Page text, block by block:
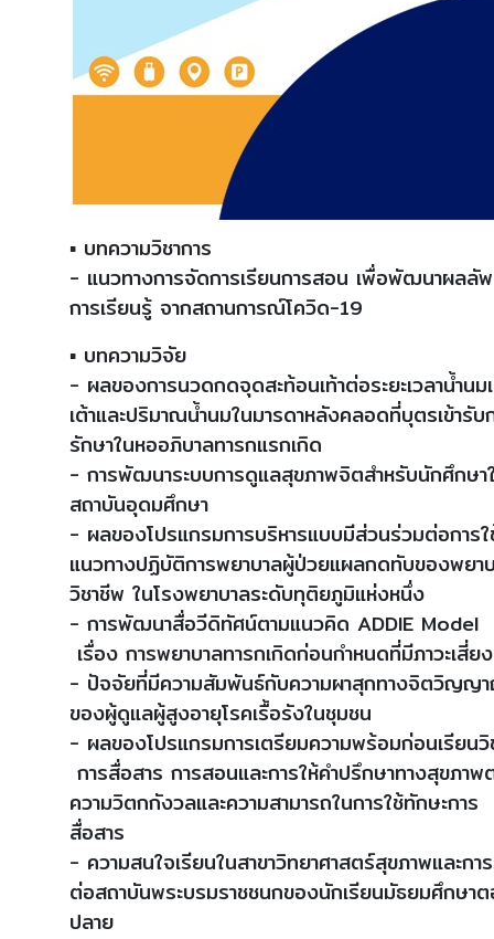
▪ บทความวิชาการ
- แนวทางการจัดการเรียนการสอน เพื่อพัฒนาผลลั
การเรียนรู้ จากสถานการณ์โควิด-19
▪ บทความวิจัย
- ผลของการนวดกดจุดสะท้อนเท้าต่อระยะเวลาน้ำนม
เต้าและปริมาณน้ำนมในมารดาหลังคลอดที่บุตรเข้ารับ
รักษาในหออภิบาลทารกแรกเกิด
- การพัฒนาระบบการดูแลสุขภาพจิตสำหรับนักศึกษา
สถาบันอุดมศึกษา
- ผลของโปรแกรมการบริหารแบบมีส่วนร่วมต่อการ
แนวทางปฏิบัติการพยาบาลผู้ป่วยแผลกดทับของพยา
วิชาชีพ ในโรงพยาบาลระดับทุติยภูมิแห่งหนึ่ง
- การพัฒนาสื่อวีดิทัศน์ตามแนวคิด ADDIE Model
เรื่อง การพยาบาลทารกเกิดก่อนกำหนดที่มีภาวะเสี่ย
- ปัจจัยที่มีความสัมพันธ์กับความผาสุกทางจิตวิญญ
ของผู้ดูแลผู้สูงอายุโรคเรื้อรังในชุมชน
- ผลของโปรแกรมการเตรียมความพร้อมก่อนเรียนวิ
การสื่อสาร การสอนและการให้คำปรึกษาทางสุขภาพ
ความวิตกกังวลและความสามารถในการใช้ทักษะการ
สื่อสาร
- ความสนใจเรียนในสาขาวิทยาศาสตร์สุขภาพและกา
ต่อสถาบันพระบรมราชชนกของนักเรียนมัธยมศึกษา
ปลาย